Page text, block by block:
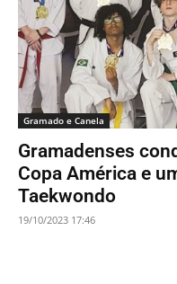
Gramado e Canela
Gramadenses
Copa América e
Taekwondo
19/10/2023 17:46